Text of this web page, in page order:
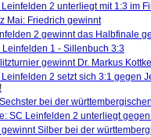
Leinfelden 2 unterliegt mit 1:3 im
Mai: Friedrich gewinnt
2 gewinnt das Halbfinale
Leinfelden 1 - Sillenbuch 3:3
gewinnt Dr. Markus
Leinfelden 2 setzt sich 3:1 gegen
bei der
SC Leinfelden 2 unterliegt
Silber bei der